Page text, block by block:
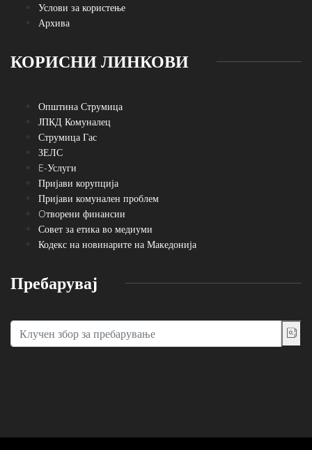
Услови за користење
Архива
КОРИСНИ ЛИНКОВИ
Општина Струмица
ЈПКД Комуналец
Струмица Гас
ЗЕЛС
E-Услуги
Пријави корупција
Пријави комунален проблем
Oтворени финансии
Совет за етика во медиуми
Кодекс на новинарите на Македонија
Пребарувај